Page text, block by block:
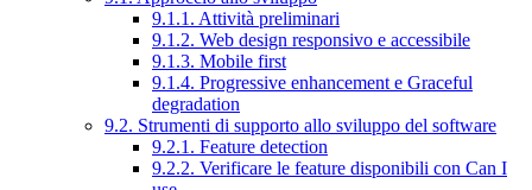
9.1.1. Attività preliminari
9.1.2. Web design responsivo e accessibile
9.1.3. Mobile first
9.1.4. Progressive enhancement e Graceful
degradation
9.2. Strumenti di supporto allo sviluppo del software
9.2.1. Feature detection
9.2.2. Verificare le feature disponibili con Can I